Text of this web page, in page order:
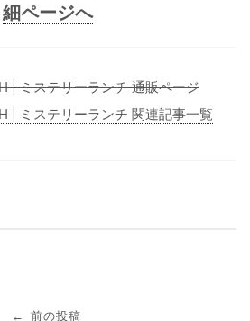
細ページへ
| ミステリーランチ 通販ページ
| ミステリーランチ 関連記事一覧
← 前の投稿